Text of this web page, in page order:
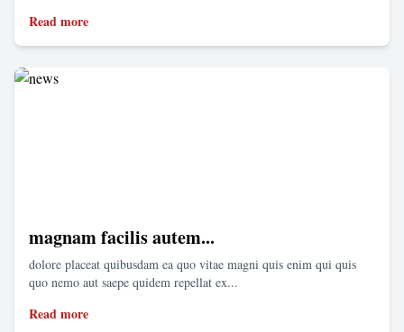
Read more
magnam facilis autem...
dolore placeat quibusdam ea quo vitae magni quis enim qui quis
quo nemo aut saepe quidem repellat ex...
Read more